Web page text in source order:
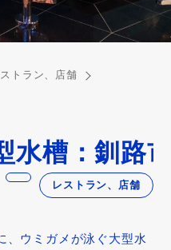
ストラン、店舗
水槽：釧路
レストラン、店舗
、ウミガメが泳ぐ大型水